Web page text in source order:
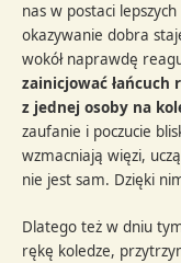
nas w postaci
okazywanie dobra
wokół naprawdę
zainicjować
z jednej osoby na
zaufanie i poczucie
wzmacniają więzi,
nie jest sam. Dzięki
Dlatego też w dniu
rękę koledze,